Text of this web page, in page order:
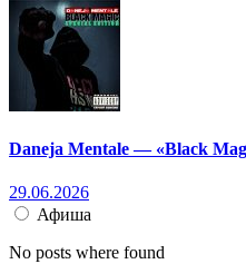
Daneja Mentale — «Black
29.06.2026
Афиша
No posts where found